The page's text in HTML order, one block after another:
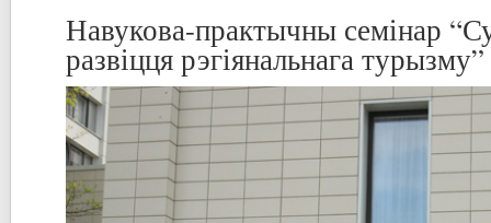
Навукова-практычны семінар
развіцця рэгіянальнага турызму”